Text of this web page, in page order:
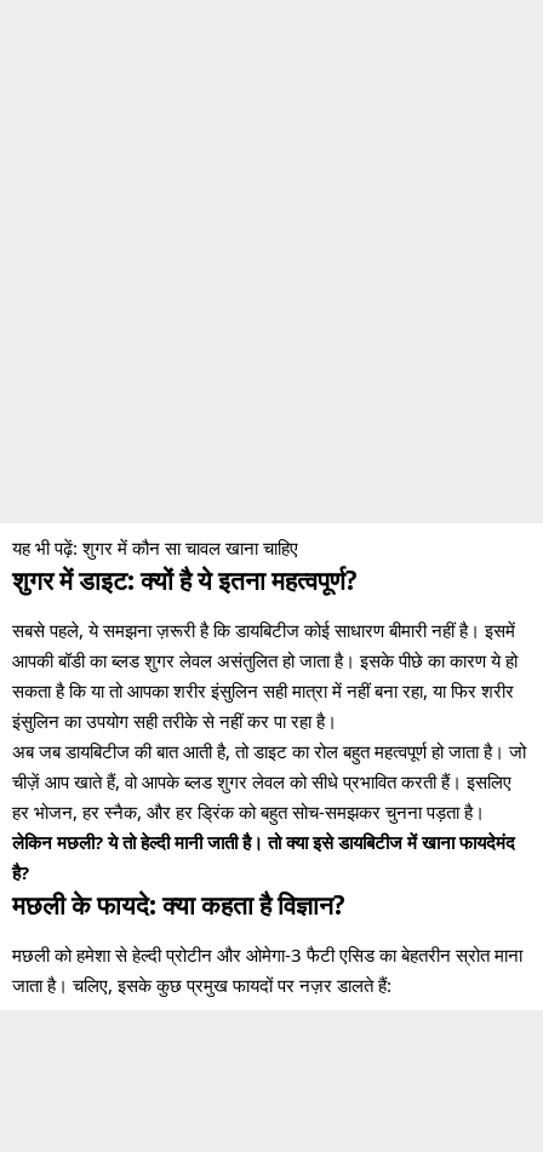
यह भी पढ़ें:शुगर में कौन सा चावल खाना चाहिए
शुगर में डाइट: क्यों है ये इतना महत्वपूर्ण?
सबसे पहले, ये समझना ज़रूरी है कि डायबिटीज कोई साधारण बीमारी नहीं है। इसमें
आपकी बॉडी का ब्लड शुगर लेवल असंतुलित हो जाता है। इसके पीछे का कारण ये हो
सकता है कि या तो आपका शरीर इंसुलिन सही मात्रा में नहीं बना रहा, या फिर शरीर
इंसुलिन का उपयोग सही तरीके से नहीं कर पा रहा है।
अब जब डायबिटीज की बात आती है, तो डाइट का रोल बहुत महत्वपूर्ण हो जाता है। जो
चीज़ें आप खाते हैं, वो आपके ब्लड शुगर लेवल को सीधे प्रभावित करती हैं। इसलिए
हर भोजन, हर स्नैक, और हर ड्रिंक को बहुत सोच-समझकर चुनना पड़ता है।
लेकिन मछली? ये तो हेल्दी मानी जाती है। तो क्या इसे डायबिटीज में खाना फायदेमंद
है?
मछली के फायदे: क्या कहता है विज्ञान?
मछली को हमेशा से हेल्दी प्रोटीन और ओमेगा-3 फैटी एसिड का बेहतरीन स्रोत माना
जाता है। चलिए, इसके कुछ प्रमुख फायदों पर नज़र डालते हैं: